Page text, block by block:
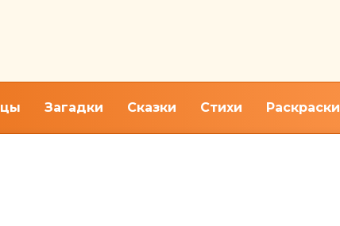
Загадки Сказки Стихи Раскраски